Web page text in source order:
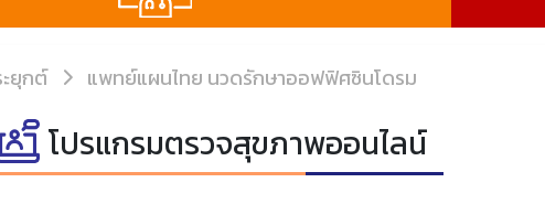
ยุกต์ แพทย์แผนไทย นวดรักษาออฟฟิศซินโดรม
โปรแกรมตรวจสุขภาพออนไลน์